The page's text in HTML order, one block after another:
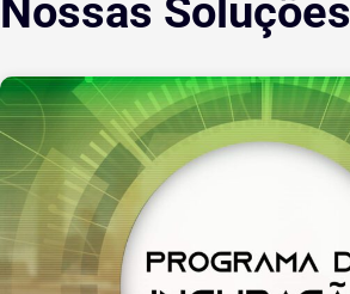
Nossas Soluções